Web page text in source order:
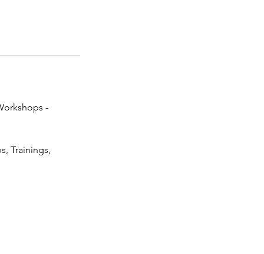
-
Trainings,